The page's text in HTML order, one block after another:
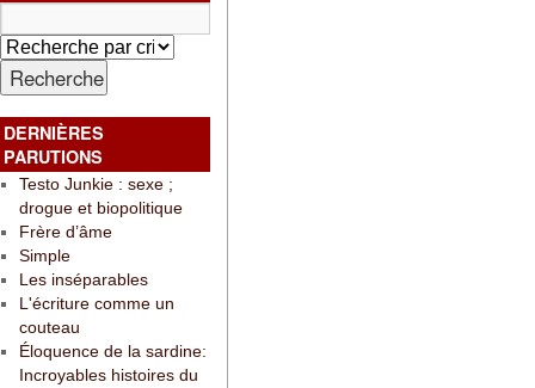
DERNIÈRES
PARUTIONS
Testo Junkie : sexe ;
drogue et biopolitique
Frère d’âme
Simple
Les inséparables
L'écriture comme un
couteau
Éloquence de la sardine:
Incroyables histoires du